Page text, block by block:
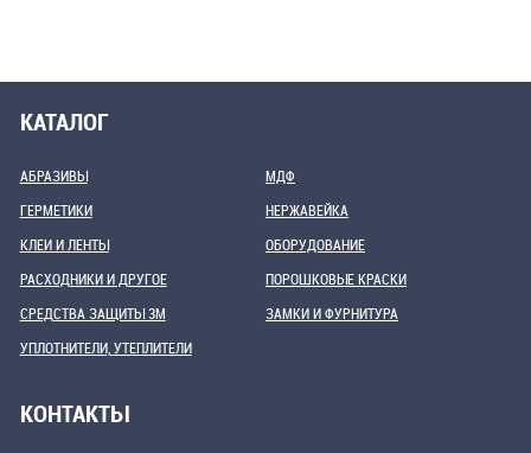
КАТАЛОГ
АБРАЗИВЫ
ГЕРМЕТИКИ
КЛЕИ И ЛЕНТЫ
МДФ
НЕРЖАВЕЙКА
ОБОРУДОВАНИЕ
РАСХОДНИКИ И ДРУГОЕ
СРЕДСТВА ЗАЩИТЫ 3М
УПЛОТНИТЕЛИ, УТЕПЛИТЕЛИ
ПОРОШКОВЫЕ КРАСКИ
ЗАМКИ И ФУРНИТУРА
КОНТАКТЫ